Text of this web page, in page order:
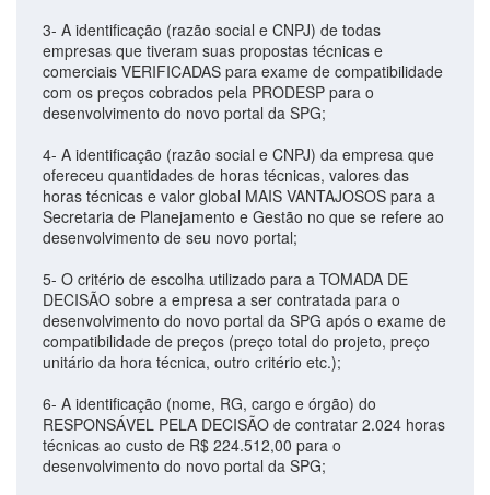
3- A identificação (razão social e CNPJ) de todas
empresas que tiveram suas propostas técnicas e
comerciais VERIFICADAS para exame de compatibilidade
com os preços cobrados pela PRODESP para o
desenvolvimento do novo portal da SPG;
4- A identificação (razão social e CNPJ) da empresa que
ofereceu quantidades de horas técnicas, valores das
horas técnicas e valor global MAIS VANTAJOSOS para a
Secretaria de Planejamento e Gestão no que se refere ao
desenvolvimento de seu novo portal;
5- O critério de escolha utilizado para a TOMADA DE
DECISÃO sobre a empresa a ser contratada para o
desenvolvimento do novo portal da SPG após o exame de
compatibilidade de preços (preço total do projeto, preço
unitário da hora técnica, outro critério etc.);
6- A identificação (nome, RG, cargo e órgão) do
RESPONSÁVEL PELA DECISÃO de contratar 2.024 horas
técnicas ao custo de R$ 224.512,00 para o
desenvolvimento do novo portal da SPG;